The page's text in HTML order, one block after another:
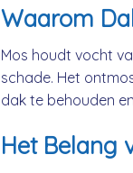
Waarom
Mos houdt vocht
schade. Het
dak te behouden
Het Belang